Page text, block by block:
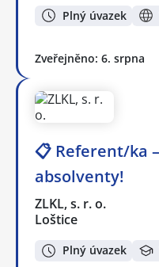
Plný úvazek
Zveřejněno: 6. srpna
📋 Referent/ka
absolventy!
ZLKL, s. r. o.
Loštice
Plný úvazek